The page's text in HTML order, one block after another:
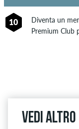
10 Diventa un
Premium Club
Vedi altro